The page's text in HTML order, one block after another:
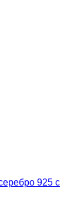
925 с